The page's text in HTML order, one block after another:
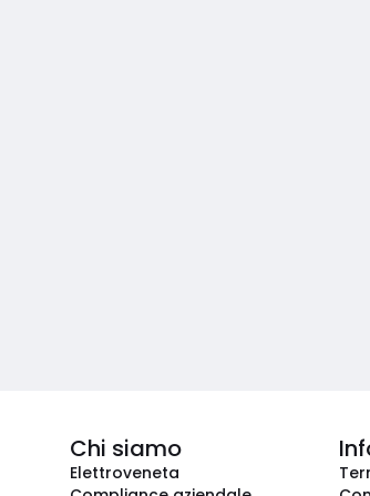
Chi siamo
Elettroveneta